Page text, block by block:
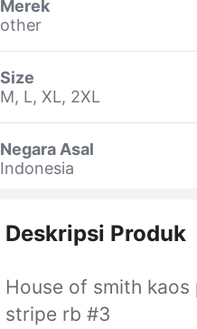
Merek
other
Size
M, L, XL, 2XL
Negara Asal
Indonesia
Deskripsi Produk
House of smith
stripe rb #3